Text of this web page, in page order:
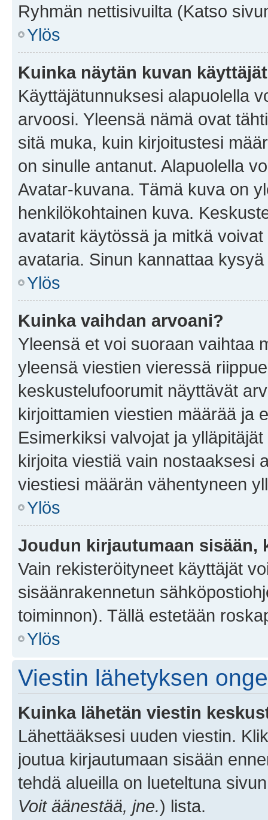
Ryhmän nettisivuilta (Katso
Ylös
Kuinka näytän kuvan
Käyttäjätunnuksesi alapuolella
arvoosi. Yleensä nämä ovat
sitä muka, kuin kirjoitustesi
on sinulle antanut. Alapuolella
Avatar-kuvana. Tämä kuva on
henkilökohtainen kuva.
avatarit käytössä ja mitkä
avataria. Sinun kannattaa
Ylös
Kuinka vaihdan arvoani?
Yleensä et voi suoraan vaihtaa
yleensä viestien vieressä
keskustelufoorumit näyttävät
kirjoittamien viestien määrää ja
Esimerkiksi valvojat ja
kirjoita viestiä vain nostaaksesi
viestiesi määrän vähentyneen
Ylös
Joudun kirjautumaan sisään,
Vain rekisteröityneet käyttäjät
sisäänrakennetun
toiminnon). Tällä estetään
Ylös
Viestin lähetyksen
Kuinka lähetän viestin
Lähettääksesi uuden viestin.
joutua kirjautumaan sisään
tehdä alueilla on lueteltuna
Voit äänestää, jne.) lista.